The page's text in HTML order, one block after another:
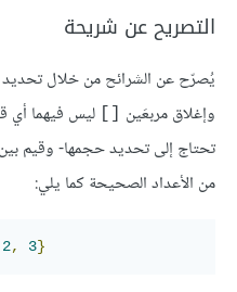
التصريح عن شريحة
يُصرّح عن الشرائح من خلال
وإغلاق مربعَين
ليس فيهما أي
تحتاج إلى تحديد حجمها- وقيم
من الأعداد الصحيحة كما يلي:
2, 3}